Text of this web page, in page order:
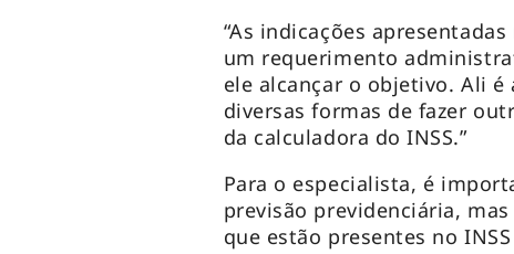
“As indicações
um requerimento
ele alcançar o objetivo. Ali é
diversas formas de fazer
da calculadora do INSS.”
Para o especialista, é
previsão previdenciária,
que estão presentes no